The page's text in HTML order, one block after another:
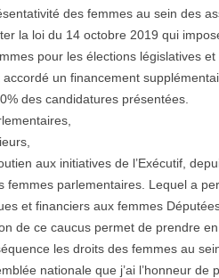
des femmes au sein des
la loi du 14 octobre 2019 qui
pour les élections législatives
un financement
des candidatures présentées.
aux initiatives de l’Exécutif,
femmes parlementaires. Lequel a
et financiers aux femmes
de ce caucus permet de prendre
les droits des femmes au
nationale que j’ai l’honneur